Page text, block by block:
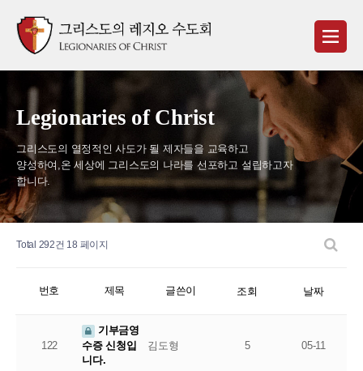
Legionaries of Christ
그리스도의 열정적인 사도가 될 제자들을 교육하고
양성하여,온 세상에 그리스도의 나라를 선포하고 설립하고자
합니다.
Total 292건 18 페이지
번호 제목 글쓴이 조회 날짜
122
기부금영
수증 신청입
니다.
김도형 5 05-11